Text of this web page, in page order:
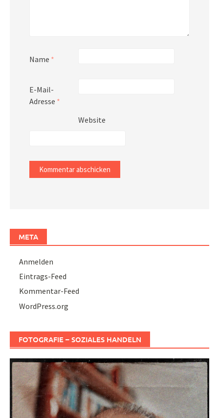
Name *
E-Mail-
Adresse *
Website
META
Anmelden
Eintrags-Feed
Kommentar-Feed
WordPress.org
FOTOGRAFIE – SOZIALES HANDELN